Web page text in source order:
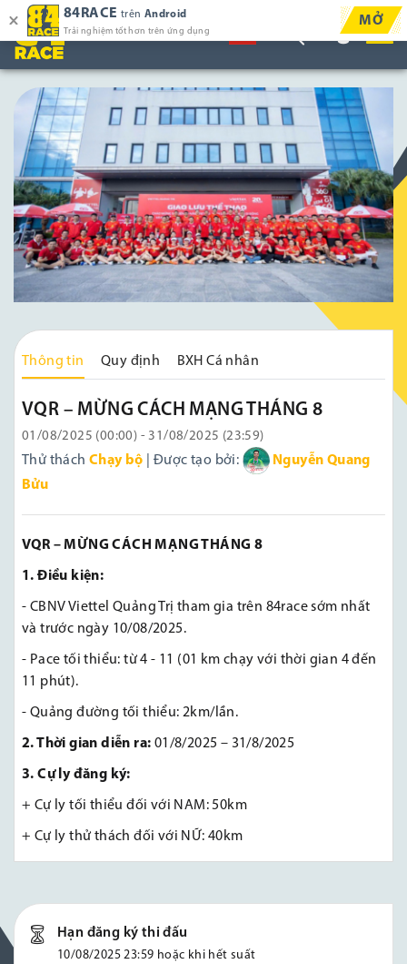
Thông tin Quy định BXH Cá nhân
VQR – MỪNG CÁCH MẠNG THÁNG 8
01/08/2025 (00:00) - 31/08/2025 (23:59)
Thử thách Chạy bộ | Được tạo bởi:
Nguyễn Quang
Bửu
VQR – MỪNG CÁCH MẠNG THÁNG 8
1. Điều kiện:
- CBNV Viettel Quảng Trị tham gia trên 84race sớm nhất
và trước ngày 10/08/2025.
- Pace tối thiểu: từ 4 - 11 (01 km chạy với thời gian 4 đến
11 phút).
- Quảng đường tối thiểu: 2km/lần.
2. Thời gian diễn ra: 01/8/2025 – 31/8/2025
3. Cự ly đăng ký:
+ Cự ly tối thiểu đối với NAM: 50km
+ Cự ly thử thách đối với NỮ: 40km
Hạn đăng ký thi đấu
10/08/2025 23:59 hoặc khi hết suất
84RACE trên Android
Trải nghiệm tốt hơn trên ứng dụng
MỞ